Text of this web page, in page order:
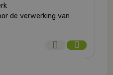
de verwerking van